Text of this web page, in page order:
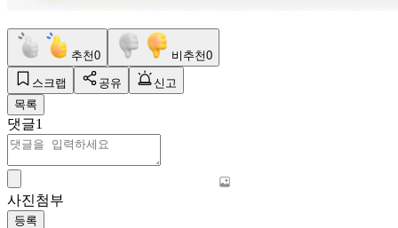
추천0 비추천0
스크랩 공유
신고
목록
댓글1
사진첨부
등록